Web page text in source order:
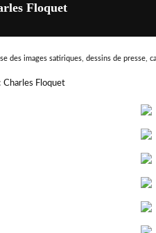
Floquet
des images satiriques, dessins de presse,
: Charles Floquet